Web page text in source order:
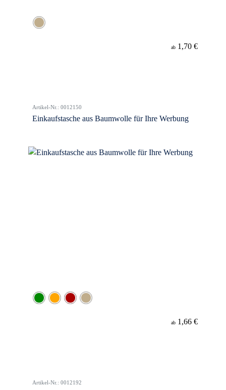
ab 1,70 €
Artikel-Nr.: 0012150
Einkaufstasche aus Baumwolle für Ihre Werbung
ab 1,66 €
Artikel-Nr.: 0012192